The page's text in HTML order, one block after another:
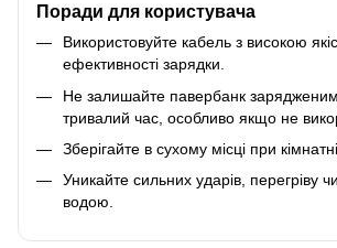
Поради для користувача
Використовуйте кабель з високою
ефективності зарядки.
Не залишайте павербанк
тривалий час, особливо якщо не
Зберігайте в сухому місці при
Уникайте сильних ударів, перегріву
водою.